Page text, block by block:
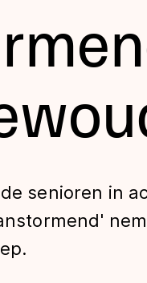
senioren in